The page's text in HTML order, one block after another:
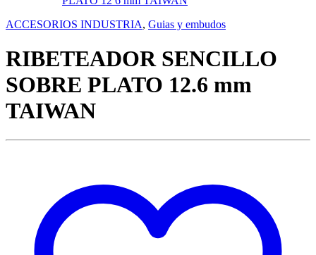
ACCESORIOS INDUSTRIA, Guias y embudos
RIBETEADOR SENCILLO
SOBRE PLATO 12.6 mm
TAIWAN